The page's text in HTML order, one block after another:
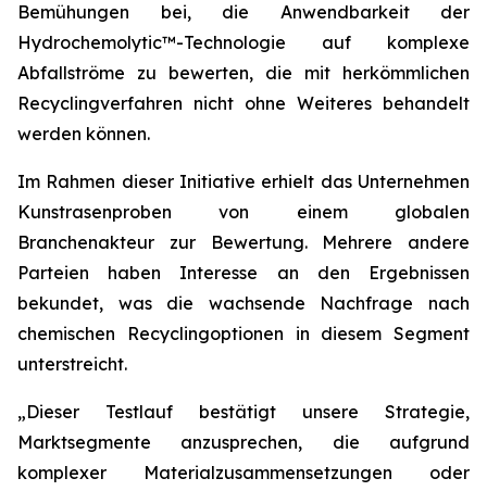
Bemühungen bei, die Anwendbarkeit der
Hydrochemolytic™-Technologie auf komplexe
Abfallströme zu bewerten, die mit herkömmlichen
Recyclingverfahren nicht ohne Weiteres behandelt
werden können.
Im Rahmen dieser Initiative erhielt das Unternehmen
Kunstrasenproben von einem globalen
Branchenakteur zur Bewertung. Mehrere andere
Parteien haben Interesse an den Ergebnissen
bekundet, was die wachsende Nachfrage nach
chemischen Recyclingoptionen in diesem Segment
unterstreicht.
„Dieser Testlauf bestätigt unsere Strategie,
Marktsegmente anzusprechen, die aufgrund
komplexer Materialzusammensetzungen oder